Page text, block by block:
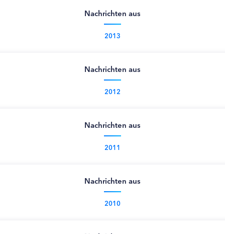
Nachrichten aus
2013
Nachrichten aus
2012
Nachrichten aus
2011
Nachrichten aus
2010